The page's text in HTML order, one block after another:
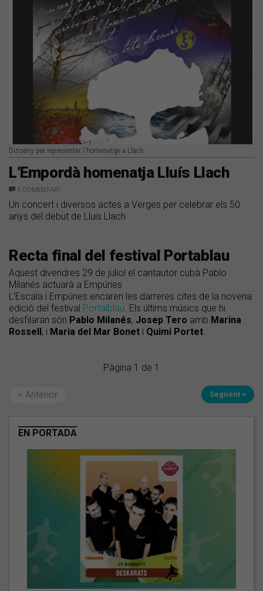
Disseny per representar l'homenatge a Llach
L’Empordà homenatja Lluís Llach
1 COMENTARI
Un concert i diversos actes a Verges per celebrar els 50
anys del debut de Lluís Llach
Recta final del festival Portablau
Aquest divendres 29 de juliol el cantautor cubà Pablo
Milanés actuarà a Empúries
L'Escala i Empúries encaren les darreres cites de la novena
edició del festival Portalblau. Els últims músics que hi
desfilaran són Pablo Milanés, Josep Tero amb Marina
Rossell , i Maria del Mar Bonet i Quimi Portet.
Pàgina 1 de 1
< Anterior Següent >
EN PORTADA